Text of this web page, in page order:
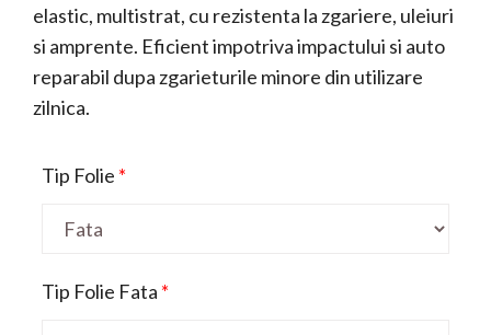
elastic, multistrat, cu rezistenta la zgariere, uleiuri
si amprente. Eficient impotriva impactului si auto
reparabil dupa zgarieturile minore din utilizare
zilnica.
Tip Folie *
Tip Folie Fata *